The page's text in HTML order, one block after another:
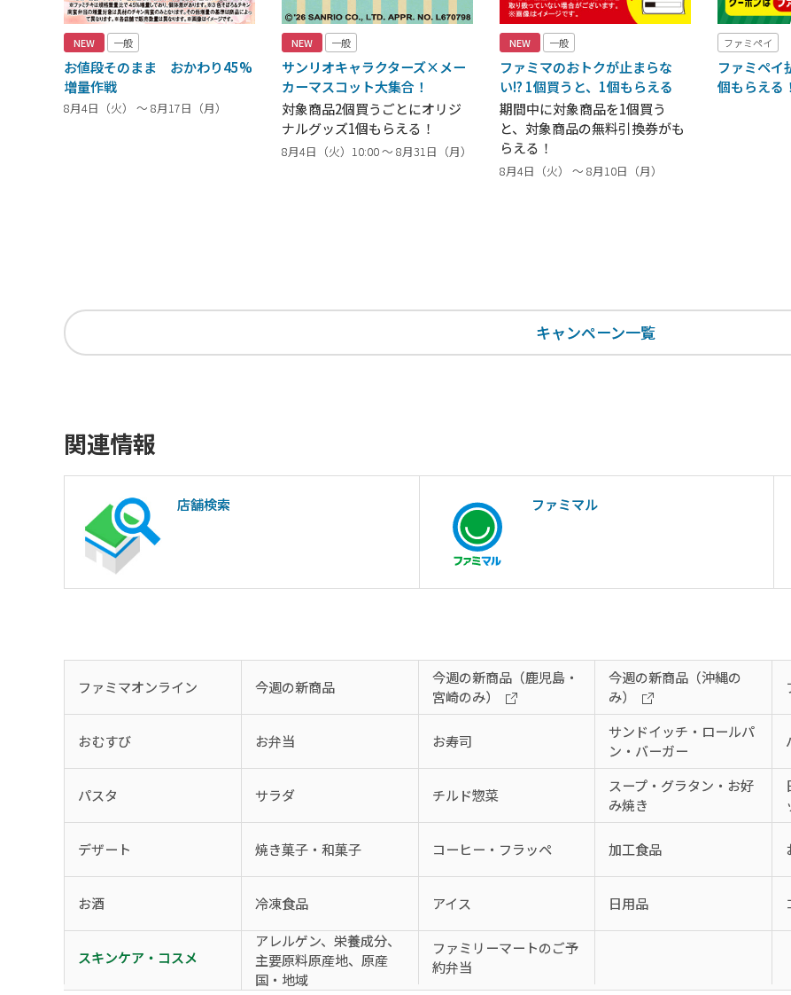
NEW 一般
お値段そのまま おかわり45%
増量作戦
8月4日（火） ～ 8月17日（月）
NEW 一般
サンリオキャラクターズ×メー
カーマスコット大集合！
対象商品2個買うごとにオリジ
ナルグッズ1個もらえる！
8月4日（火）10:00 ～ 8月31日（月）
NEW 一般
ファミマのおトクが止まらな
い!? 1個買うと、1個もらえる
期間中に対象商品を1個買う
と、対象商品の無料引換券がも
らえる！
8月4日（火） ～ 8月10日（月）
ファミペイ
ファミペイ
個もらえる！
キャンペーン一覧
関連情報
店舗検索 ファミマル
ファミマオンライン 今週の新商品
今週の新商品（鹿児島・
宮崎のみ）
今週の新商品（沖縄の
み）
おむすび お弁当 お寿司
サンドイッチ・ロールパ
ン・バーガー
パスタ サラダ チルド惣菜
スープ・グラタン・お好
み焼き
デザート 焼き菓子・和菓子 コーヒー・フラッペ 加工食品
お酒 冷凍食品 アイス 日用品
スキンケア・コスメ
アレルゲン、栄養成分、
主要原料原産地、原産
国・地域
ファミリーマートのご予
約弁当